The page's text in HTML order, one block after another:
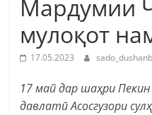
Мардумии
мулоқот
17.05.2023
17 май дар шаҳри
давлатӣ Асосгузори